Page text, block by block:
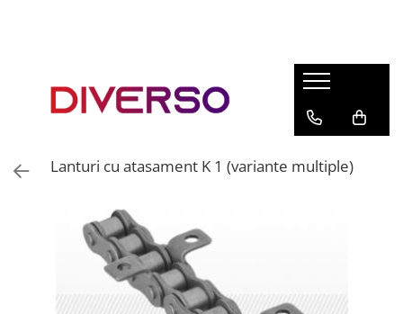
ASA
Lanturi cu atasament K 1 (variante multiple)